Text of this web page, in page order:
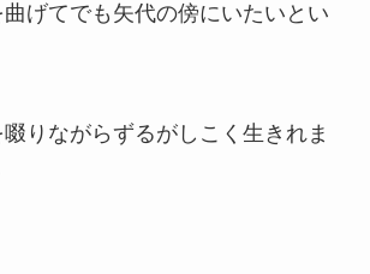
げてでも矢代の傍にいたいとい
りながらずるがしこく生きれま